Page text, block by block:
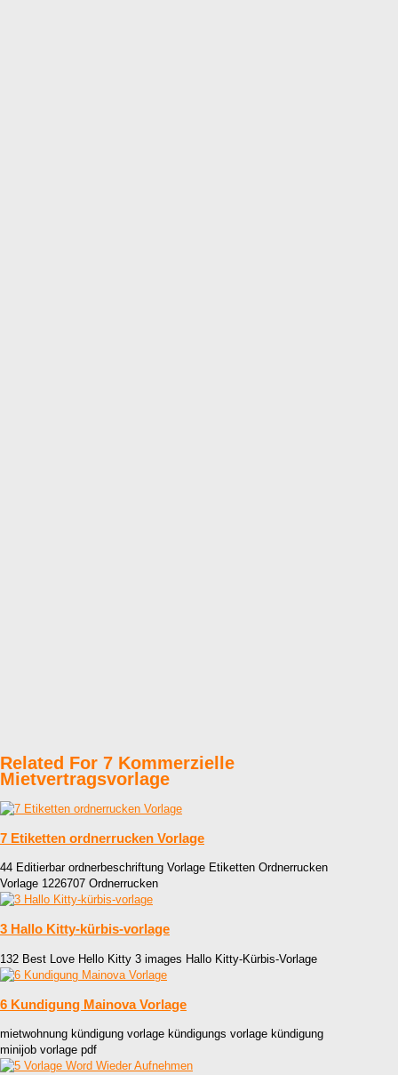
Related For 7 Kommerzielle
Mietvertragsvorlage
7 Etiketten ordnerrucken Vorlage
44 Editierbar ordnerbeschriftung Vorlage Etiketten Ordnerrucken
Vorlage 1226707 Ordnerrucken
3 Hallo Kitty-kürbis-vorlage
132 Best Love Hello Kitty 3 images Hallo Kitty-Kürbis-Vorlage
6 Kundigung Mainova Vorlage
mietwohnung kündigung vorlage kündigungs vorlage kündigung
minijob vorlage pdf